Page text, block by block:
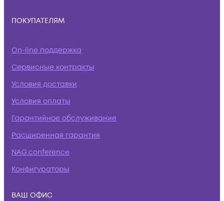
ПОКУПАТЕЛЯМ
On-line поддержка
Сервисные контракты
Условия доставки
Условия оплаты
Гарантийное обслуживание
Расширенная гарантия
NAG.conference
Конфигураторы
ВАШ ОФИС